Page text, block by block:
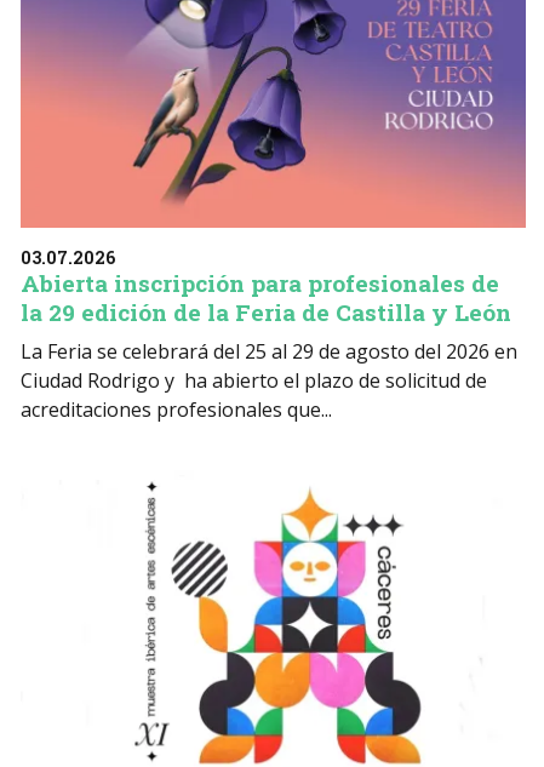
03.07.2026
Abierta inscripción para profesionales de
la 29 edición de la Feria de Castilla y León
La Feria se celebrará del 25 al 29 de agosto del 2026 en
Ciudad Rodrigo y ha abierto el plazo de solicitud de
acreditaciones profesionales que...